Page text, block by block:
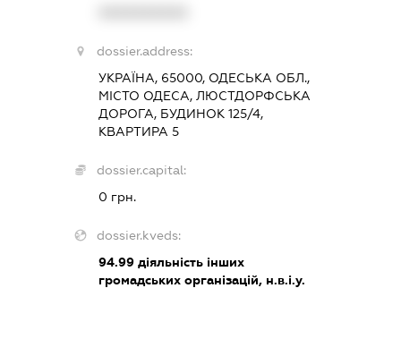
dossier.address:
УКРАЇНА, 65000, ОДЕСЬКА ОБЛ.,
МІСТО ОДЕСА, ЛЮСТДОРФСЬКА
ДОРОГА, БУДИНОК 125/4,
КВАРТИРА 5
dossier.capital:
0 грн.
dossier.kveds:
94.99 діяльність інших
громадських організацій, н.в.і.у.